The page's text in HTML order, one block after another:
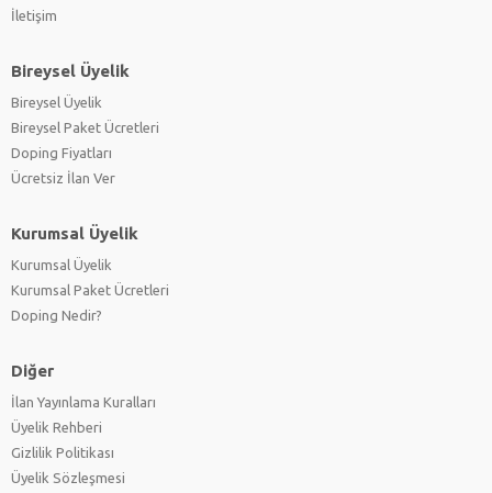
İletişim
Bireysel Üyelik
Bireysel Üyelik
Bireysel Paket Ücretleri
Doping Fiyatları
Ücretsiz İlan Ver
Kurumsal Üyelik
Kurumsal Üyelik
Kurumsal Paket Ücretleri
Doping Nedir?
Diğer
İlan Yayınlama Kuralları
Üyelik Rehberi
Gizlilik Politikası
Üyelik Sözleşmesi